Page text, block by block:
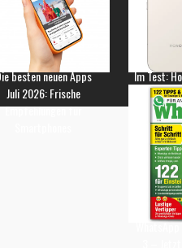
besten neuen Apps
Juli 2026: Frische
Empfehlungen für
Im Test: